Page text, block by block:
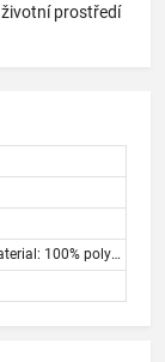
prostředí
100% polyester, Inner material: 100% polyester, Fabric treatment: Vaude Eco Finish, Fabric treatment: PU coated